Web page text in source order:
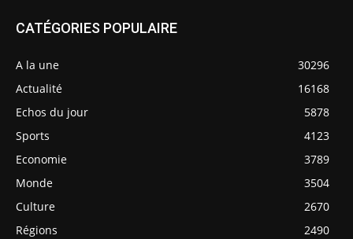
CATÉGORIES POPULAIRE
A la une
30296
Actualité
16168
Echos du jour
5878
Sports
4123
Economie
3789
Monde
3504
Culture
2670
Régions
2490